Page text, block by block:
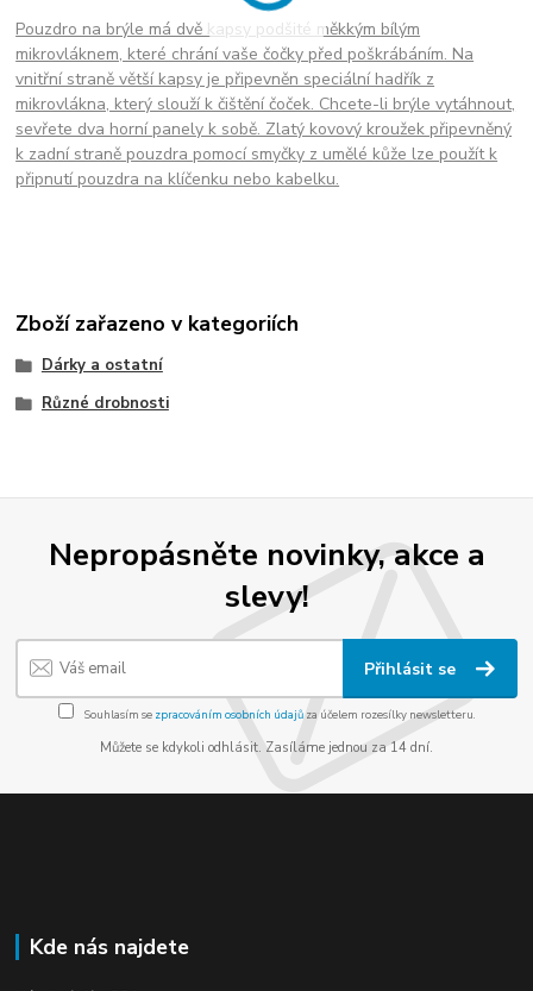
Pouzdro na brýle má dvě kapsy podšité měkkým bílým
mikrovláknem, které chrání vaše čočky před poškrábáním. Na
vnitřní straně větší kapsy je připevněn speciální hadřík z
mikrovlákna, který slouží k čištění čoček. Chcete-li brýle vytáhnout,
sevřete dva horní panely k sobě. Zlatý kovový kroužek připevněný
k zadní straně pouzdra pomocí smyčky z umělé kůže lze použít k
připnutí pouzdra na klíčenku nebo kabelku.
Zboží zařazeno v kategoriích
Dárky a ostatní
Různé drobnosti
Nepropásněte novinky, akce a
slevy!
Přihlásit se
Souhlasím se zpracováním osobních údajůza účelem rozesílky newsletteru.
Můžete se kdykoli odhlásit. Zasíláme jednou za 14 dní.
Kde nás najdete